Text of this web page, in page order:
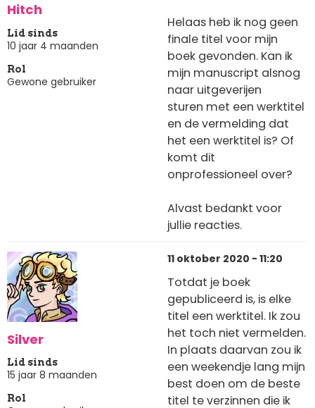
Hitch
Lid sinds
10 jaar 4 maanden
Rol
Gewone gebruiker
Helaas heb ik nog geen
finale titel voor mijn
boek gevonden. Kan ik
mijn manuscript alsnog
naar uitgeverijen
sturen met een werktitel
en de vermelding dat
het een werktitel is? Of
komt dit
onprofessioneel over?
Alvast bedankt voor
jullie reacties.
Silver
Lid sinds
15 jaar 8 maanden
Rol
11 oktober 2020 - 11:20
Totdat je boek
gepubliceerd is, is elke
titel een werktitel. Ik zou
het toch niet vermelden.
In plaats daarvan zou ik
een weekendje lang mijn
best doen om de beste
titel te verzinnen die ik